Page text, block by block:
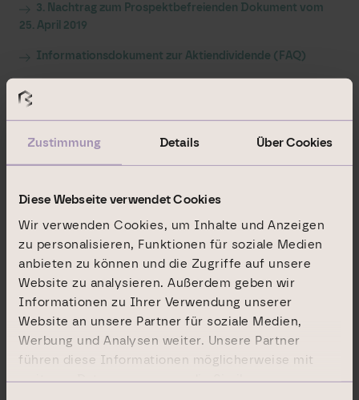
Zustimmung Details Über Cookies
Diese Webseite verwendet Cookies
Wir verwenden Cookies, um Inhalte und Anzeigen
zu personalisieren, Funktionen für soziale Medien
anbieten zu können und die Zugriffe auf unsere
Website zu analysieren. Außerdem geben wir
Informationen zu Ihrer Verwendung unserer
Website an unsere Partner für soziale Medien,
Werbung und Analysen weiter. Unsere Partner
führen diese Informationen möglicherweise mit
weiteren Daten zusammen, die Sie ihnen
3. Nachtrag zum Prospektbefreienden Dokument vom
25. April 2019
Informationsdokument zur Aktiendividende (FAQ)
Aktiendividende vom 25. März 2019
Bezugsangebot
Bekanntgabe des Bezugspreises und des
Weitere Informationen
Weitergehende Erläuterungen zu den Rechten der
Aktionäre
Satzung (April 2018)